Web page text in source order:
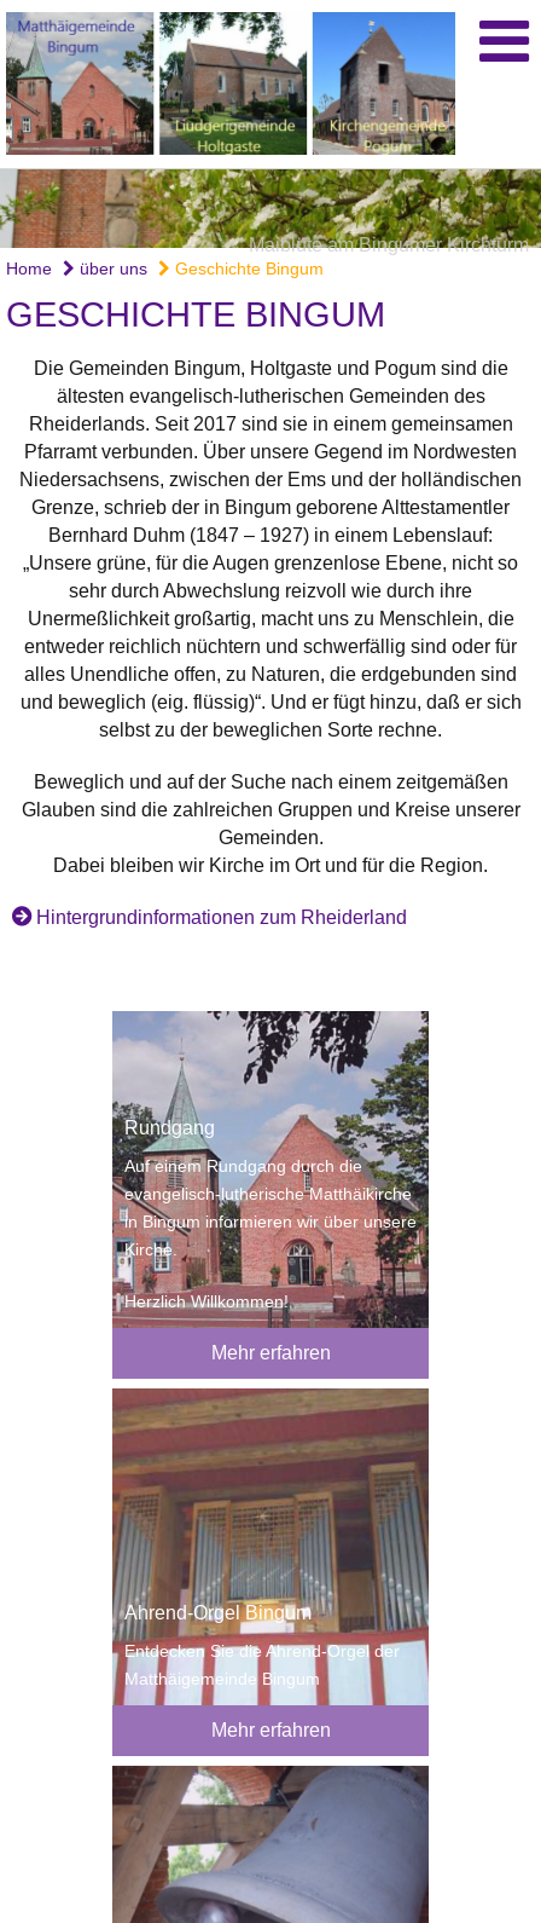
Maiblüte am Bingumer Kirchturm
Löwenzahn
Home über uns Geschichte Bingum
GESCHICHTE BINGUM
Die Gemeinden Bingum, Holtgaste und Pogum sind die
ältesten evangelisch-lutherischen Gemeinden des
Rheiderlands. Seit 2017 sind sie in einem gemeinsamen
Pfarramt verbunden. Über unsere Gegend im Nordwesten
Niedersachsens, zwischen der Ems und der holländischen
Grenze, schrieb der in Bingum geborene Alttestamentler
Bernhard Duhm (1847 – 1927) in einem Lebenslauf:
„Unsere grüne, für die Augen grenzenlose Ebene, nicht so
sehr durch Abwechslung reizvoll wie durch ihre
Unermeßlichkeit großartig, macht uns zu Menschlein, die
entweder reichlich nüchtern und schwerfällig sind oder für
alles Unendliche offen, zu Naturen, die erdgebunden sind
und beweglich (eig. flüssig)“. Und er fügt hinzu, daß er sich
selbst zu der beweglichen Sorte rechne.
Beweglich und auf der Suche nach einem zeitgemäßen
Glauben sind die zahlreichen Gruppen und Kreise unserer
Gemeinden.
Dabei bleiben wir Kirche im Ort und für die Region.
Hintergrundinformationen zum Rheiderland
Rundgang
Auf einem Rundgang durch die
evangelisch-lutherische Matthäikirche
in Bingum informieren wir über unsere
Kirche.
Herzlich Willkommen!
Mehr erfahren
Ahrend-Orgel Bingum
Entdecken Sie die Ahrend-Orgel der
Matthäigemeinde Bingum
Mehr erfahren